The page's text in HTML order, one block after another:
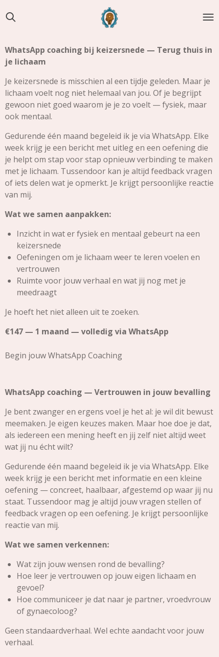
direct
de
hoofdinhoud
WhatsApp coaching bij keizersnede — Terug thuis in
je lichaam
Je keizersnede is misschien al een tijdje geleden. Maar je
lichaam voelt nog niet helemaal van jou. Of je begrijpt
gewoon niet goed waarom je je zo voelt — fysiek, maar
ook mentaal.
Gedurende één maand begeleid ik je via WhatsApp. Elke
week krijg je een bericht met uitleg en een oefening die
je helpt om stap voor stap opnieuw verbinding te maken
met je lichaam. Tussendoor kan je altijd feedback vragen
of iets delen wat je opmerkt. Je krijgt persoonlijke reactie
van mij.
Wat we samen aanpakken:
Inzicht in wat er fysiek en mentaal gebeurt na een
keizersnede
Oefeningen om je lichaam weer te leren voelen en
vertrouwen
Ruimte voor jouw verhaal en wat jij nog met je
meedraagt
Je hoeft het niet alleen uit te zoeken.
€147 — 1 maand — volledig via WhatsApp
Begin jouw WhatsApp Coaching
WhatsApp coaching — Vertrouwen in jouw bevalling
Je bent zwanger en ergens voel je het al: je wil dit bewust
meemaken. Je eigen keuzes maken. Maar hoe doe je dat,
als iedereen een mening heeft en jij zelf niet altijd weet
wat jij nu écht wilt?
Gedurende één maand begeleid ik je via WhatsApp. Elke
week krijg je een bericht met informatie en een kleine
oefening — concreet, haalbaar, afgestemd op waar jij nu
staat. Tussendoor mag je altijd jouw vragen stellen of
feedback vragen op een oefening. Je krijgt persoonlijke
reactie van mij.
Wat we samen verkennen:
Wat zijn jouw wensen rond de bevalling?
Hoe leer je vertrouwen op jouw eigen lichaam en
gevoel?
Hoe communiceer je dat naar je partner, vroedvrouw
of gynaecoloog?
Geen standaardverhaal. Wel echte aandacht voor jouw
verhaal.